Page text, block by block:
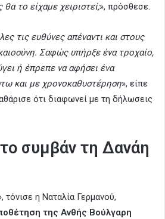
το είχαμε χειριστεί;», πρόσθεσε.
τις ευθύνες απέναντι και στους
Σαφώς υπήρξε ένα τροχαίο,
ή έπρεπε να αφήσει ένα
και με χρονοκαθυστέρηση», είπε
ότι διαφωνεί με τη δήλωσεις
συμβάν τη Δανάη
τόνισε η Ναταλία Γερμανού,
της Ανθής Βούλγαρη